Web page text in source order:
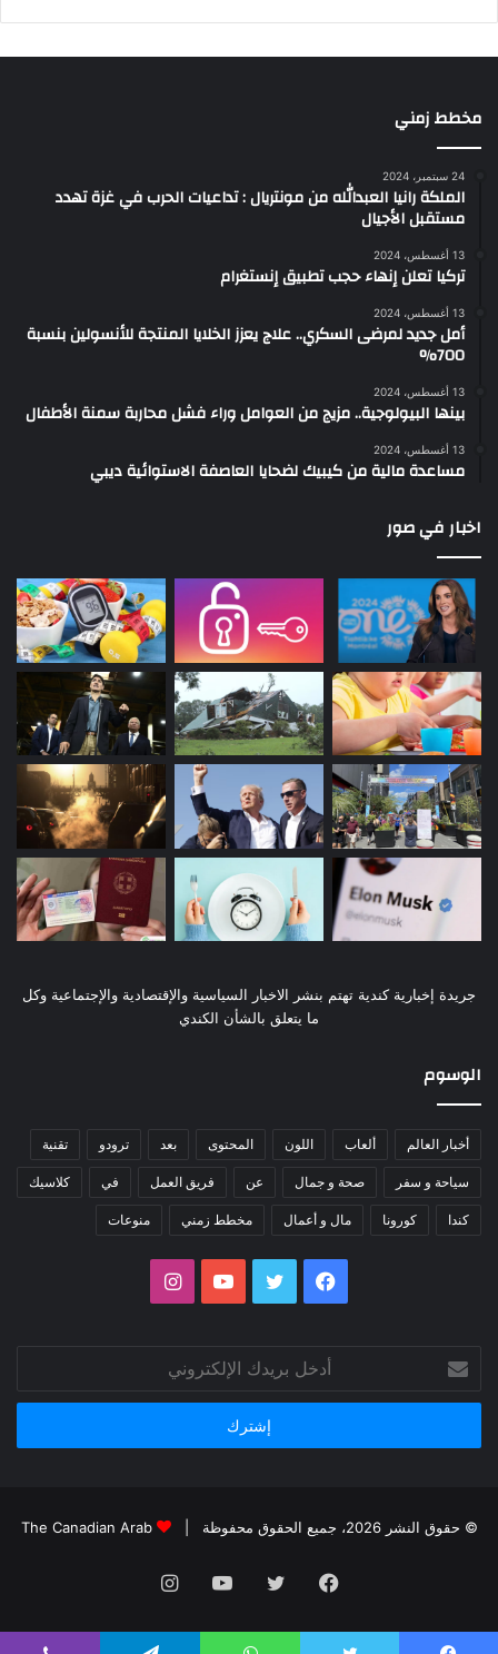
مخطط زمني
24 سبتمبر، 2024
الملكة رانيا العبدالله من مونتريال : تداعيات الحرب في غزة تهدد
مستقبل الأجيال
13 أغسطس، 2024
تركيا تعلن إنهاء حجب تطبيق إنستغرام
13 أغسطس، 2024
أمل جديد لمرضى السكري.. علاج يعزز الخلايا المنتجة للأنسولين بنسبة
700%
13 أغسطس، 2024
بينها البيولوجية.. مزيج من العوامل وراء فشل محاربة سمنة الأطفال
13 أغسطس، 2024
مساعدة مالية من كيبيك لضحايا العاصفة الاستوائية ديبي
اخبار في صور
جريدة إخبارية كندية تهتم بنشر الاخبار السياسية والإقتصادية والإجتماعية وكل
ما يتعلق بالشأن الكندي
الوسوم
أخبار العالم ألعاب اللون المحتوى بعد ترودو تقنية
سياحة و سفر صحة و جمال عن فريق العمل في كلاسيك
كندا كورونا مال و أعمال مخطط زمني منوعات
فيسبوك تويتر يوتيوبانستقرام
بريدك
الإلكتروني
© حقوق النشر 2026، جميع الحقوق محفوظة | The Canadian Arab
فيسبوك تويتر يوتيوبانستقرام